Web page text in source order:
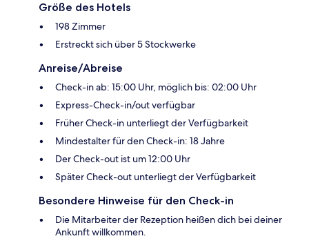
Größe des Hotels
198 Zimmer
Erstreckt sich über 5 Stockwerke
Anreise/Abreise
Check-in ab: 15:00 Uhr, möglich bis: 02:00 Uhr
Express-Check-in/out verfügbar
Früher Check-in unterliegt der Verfügbarkeit
Mindestalter für den Check-in: 18 Jahre
Der Check-out ist um 12:00 Uhr
Später Check-out unterliegt der Verfügbarkeit
Besondere Hinweise für den Check-in
Die Mitarbeiter der Rezeption heißen dich bei deiner
Ankunft willkommen.